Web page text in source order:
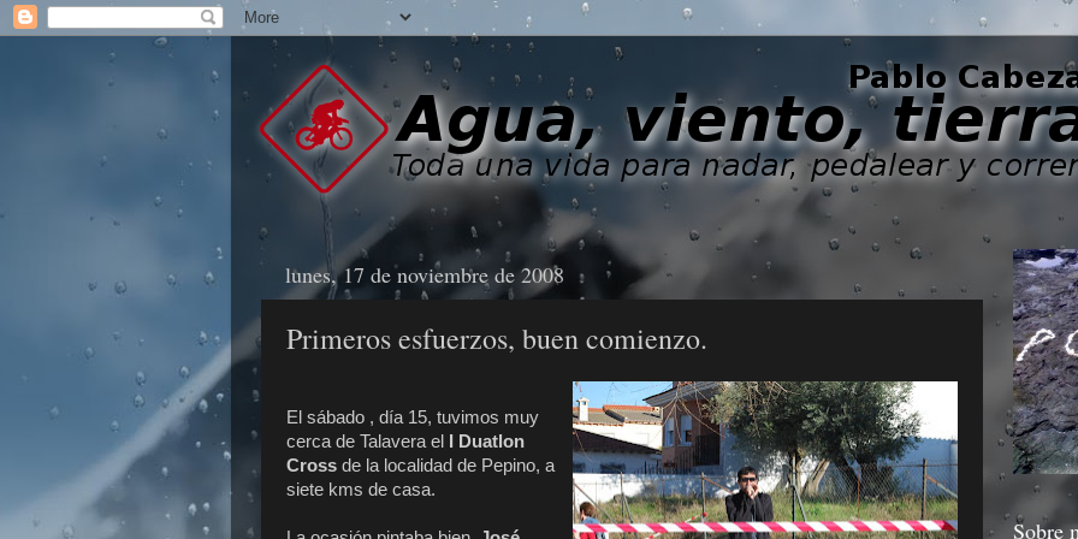
lunes, 17 de noviembre de 2008
Primeros esfuerzos, buen comienzo.
El sábado , día 15, tuvimos muy
cerca de Talavera el
I Duatlon
Cross de la localidad de Pepino, a
siete kms de casa.
Sobre